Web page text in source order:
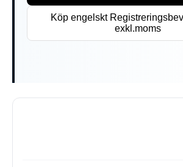
Köp engelskt
exkl.moms